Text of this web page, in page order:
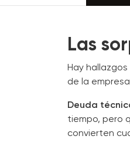
Las
Hay
de la
Deuda
tiempo, pero
convierten